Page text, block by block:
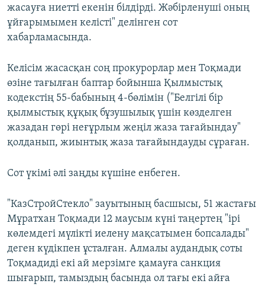
жасауға ниетті екенін білдірді. Жәбірленуші оның
ұйғарымымен келісті" делінген сот
хабарламасында.
Келісім жасасқан соң прокурорлар мен Тоқмади
өзіне тағылған баптар бойынша Қылмыстық
кодекстің 55-бабының 4-бөлімін ("Белгілі бір
қылмыстық құқық бұзушылық үшін көзделген
жазадан гөрі неғұрлым жеңiл жаза тағайындау"
қолданып, жиынтық жаза тағайындауды сұраған.
Сот үкімі әлі заңды күшіне енбеген.
"КазСтройСтекло" зауытының басшысы, 51 жастағы
Мұратхан Тоқмади 12 маусым күні таңертең "ірі
көлемдегі мүлікті иелену мақсатымен бопсалады"
деген күдікпен ұсталған. Алмалы аудандық соты
Тоқмадиді екі ай мерзімге қамауға санкция
шығарып, тамыздың басында ол тағы екі айға